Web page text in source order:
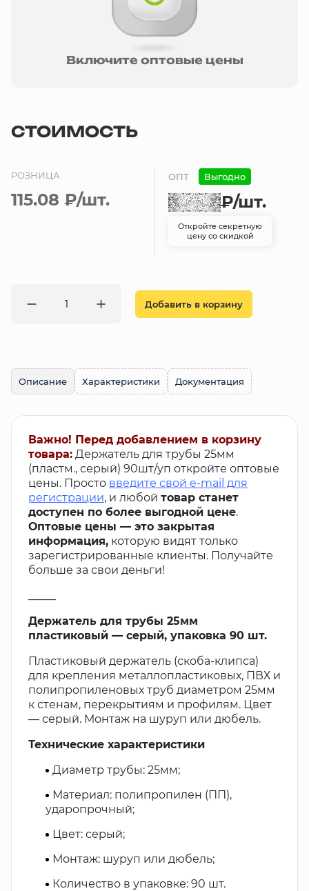
Включите оптовые цены
СТОИМОСТЬ
РОЗНИЦА
115.08 ₽/шт.
ОПТ Выгодно
₽/шт.
Откройте секретную
цену со скидкой
Добавить в корзину
Описание Характеристики Документация
Важно! Перед добавлением в корзину
товара: Держатель для трубы 25мм
(пластм., серый) 90шт/уп откройте оптовые
цены. Просто введите свой e-mail для
регистрации, и любой товар станет
доступен по более выгодной цене.
Оптовые цены — это закрытая
информация, которую видят только
зарегистрированные клиенты. Получайте
больше за свои деньги!
Держатель для трубы 25мм
пластиковый — серый, упаковка 90 шт.
Пластиковый держатель (скоба-клипса)
для крепления металлопластиковых, ПВХ и
полипропиленовых труб диаметром 25мм
к стенам, перекрытиям и профилям. Цвет
— серый. Монтаж на шуруп или дюбель.
Технические характеристики
Диаметр трубы: 25мм;
Материал: полипропилен (ПП),
ударопрочный;
Цвет: серый;
Монтаж: шуруп или дюбель;
Количество в упаковке: 90 шт.